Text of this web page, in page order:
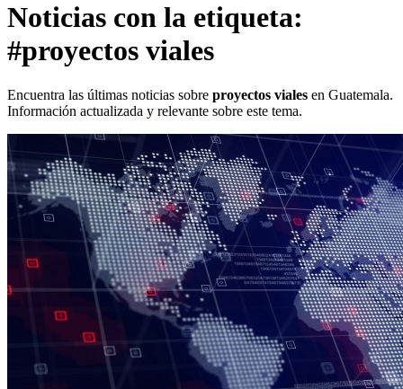
Noticias con la etiqueta:
#proyectos viales
Encuentra las últimas noticias sobre proyectos viales en Guatemala.
Información actualizada y relevante sobre este tema.